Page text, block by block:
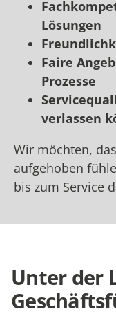
Lösungen
Faire
Prozesse
verlassen
Wir möchten,
aufgehoben
bis zum Service
Unter der